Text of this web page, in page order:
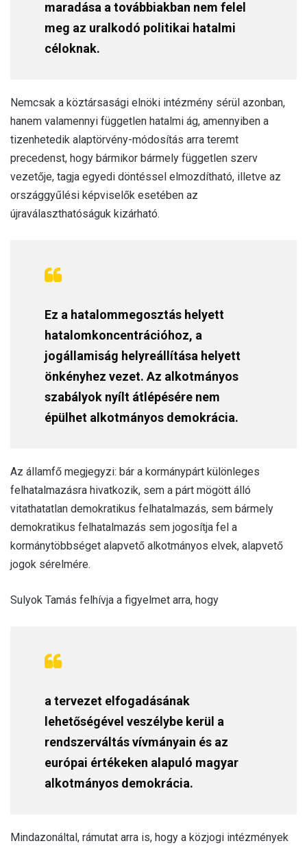
maradása a továbbiakban nem felel
meg az uralkodó politikai hatalmi
céloknak.
Nemcsak a köztársasági elnöki intézmény sérül azonban,
hanem valamennyi független hatalmi ág, amennyiben a
tizenhetedik alaptörvény-módosítás arra teremt
precedenst, hogy bármikor bármely független szerv
vezetője, tagja egyedi döntéssel elmozdítható, illetve az
országgyűlési képviselők esetében az
újraválaszthatóságuk kizárható.
Ez a hatalommegosztás helyett
hatalomkoncentrációhoz, a
jogállamiság helyreállítása helyett
önkényhez vezet. Az alkotmányos
szabályok nyílt átlépésére nem
épülhet alkotmányos demokrácia.
Az államfő megjegyzi: bár a kormánypárt különleges
felhatalmazásra hivatkozik, sem a párt mögött álló
vitathatatlan demokratikus felhatalmazás, sem bármely
demokratikus felhatalmazás sem jogosítja fel a
kormánytöbbséget alapvető alkotmányos elvek, alapvető
jogok sérelmére.
Sulyok Tamás felhívja a figyelmet arra, hogy
a tervezet elfogadásának
lehetőségével veszélybe kerül a
rendszerváltás vívmányain és az
európai értékeken alapuló magyar
alkotmányos demokrácia.
Mindazonáltal, rámutat arra is, hogy a közjogi intézmények